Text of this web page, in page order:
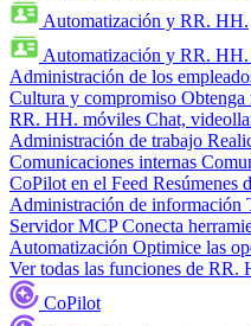
Automatización y RR. HH.
Automatización y RR. HH.
Administración de los
Cultura y compromiso Obtenga
RR. HH. móviles Chat,
Administración de trabajo
Comunicaciones internas
CoPilot en el Feed Resúmenes
Administración de información
Servidor MCP Conecta
Automatización Optimice las
Ver todas las funciones de RR.
CoPilot